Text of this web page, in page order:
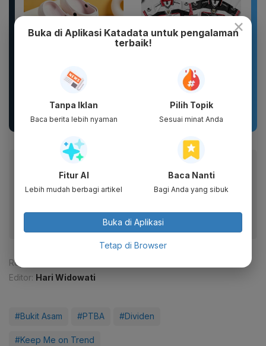
Sandal Pria Wanita
CLOSS Waterproof Anti
Slip Cepat Kering Anti...
DXPRO - Jersey Reguler
HUT RI Kemerdekaan
Indonesia Collection
Baca artikel ini lewat aplikasi mobile.
fitur menarik lainnya lewat aplikasi mobile Katadata.
Reporter:
Editor: Hari Widowati
#Bukit Asam #PTBA #Dividen
#Keep Me on Trend
×
Buka di Aplikasi Katadata untuk pengalaman
terbaik!
Tanpa Iklan
Baca berita lebih nyaman
Pilih Topik
Sesuai minat Anda
Fitur AI
Lebih mudah berbagi artikel
Baca Nanti
Bagi Anda yang sibuk
Buka di Aplikasi
Tetap di Browser